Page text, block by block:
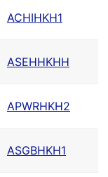
ACHIHKH1
ASEHHKHH
APWRHKH2
ASGBHKH1